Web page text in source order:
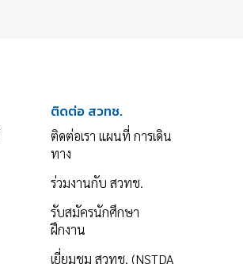
ติดต่อ สวทช.
ติดต่อเรา แผนที่ การเดิน
ทาง
ร่วมงานกับ สวทช.
รับสมัครนักศึกษา
ฝึกงาน
เยี่ยมชม สวทช. (NSTDA